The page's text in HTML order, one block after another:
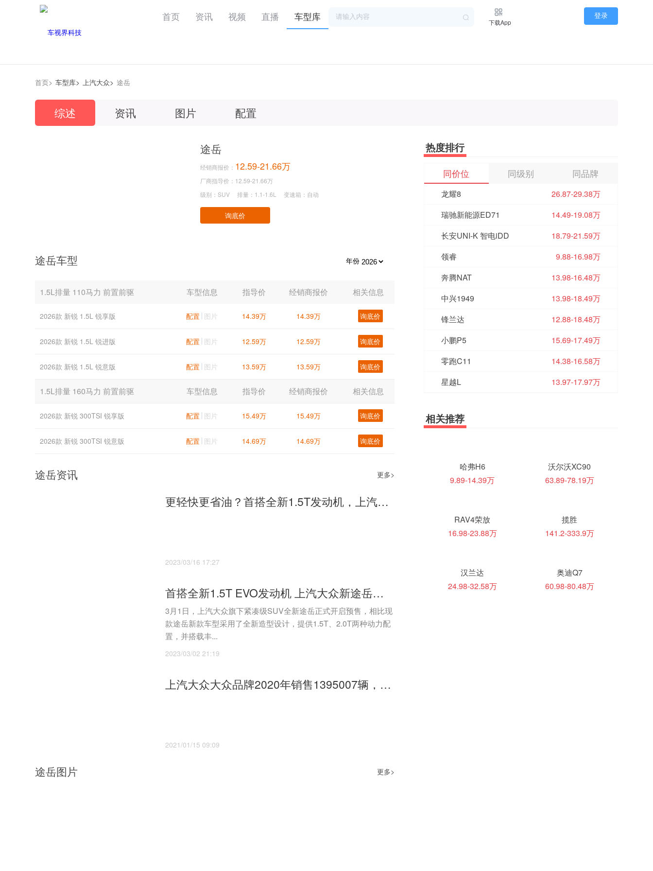
登录
首页 资讯 视频 直播 车型库 下载App
首页> 车型库> 上汽大众> 途岳
综述 资讯 图片 配置
途岳
经销商报价： 12.59-21.66万
厂商指导价：12.59-21.66万
级别：SUV
排量：1.1-1.6L 变速箱：自动
询底价
途岳车型 年份
1.5L排量 110马力 前置前驱 车型信息 指导价 经销商报价 相关信息
2026款 新锐 1.5L 锐享版 配置 图片 14.39万 14.39万 询底价
2026款 新锐 1.5L 锐进版 配置 图片 12.59万 12.59万 询底价
2026款 新锐 1.5L 锐意版 配置 图片 13.59万 13.59万 询底价
1.5L排量 160马力 前置前驱 车型信息 指导价 经销商报价 相关信息
2026款 新锐 300TSI 锐享版 配置 图片 15.49万 15.49万 询底价
2026款 新锐 300TSI 锐意版 配置 图片 14.69万 14.69万 询底价
途岳资讯 更多>
更轻快更省油？首搭全新1.5T发动机，上汽大众新途岳实力如何？
2023/03/16 17:27
首搭全新1.5T EVO发动机 上汽大众新途岳开启预售
3月1日，上汽大众旗下紧凑级SUV全新途岳正式开启预售，相比现
款途岳新款车型采用了全新造型设计，提供1.5T、2.0T两种动力配
置，并搭载丰...
2023/03/02 21:19
上汽大众大众品牌2020年销售1395007辆，12月增长45.5%
2021/01/15 09:09
途岳图片 更多>
热度排行
同价位 同级别 同品牌
龙耀8
26.87-29.38万
瑞驰新能源ED71
14.49-19.08万
长安UNI-K 智电iDD
18.79-21.59万
领睿
9.88-16.98万
奔腾NAT
13.98-16.48万
中兴1949
13.98-18.49万
锋兰达
12.88-18.48万
小鹏P5
15.69-17.49万
零跑C11
14.38-16.58万
星越L
13.97-17.97万
相关推荐
哈弗H6
9.89-14.39万
沃尔沃XC90
63.89-78.19万
RAV4荣放
16.98-23.88万
揽胜
141.2-333.9万
汉兰达
24.98-32.58万
奥迪Q7
60.98-80.48万